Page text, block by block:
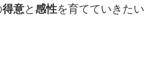
得意と 感性を育てていきたい